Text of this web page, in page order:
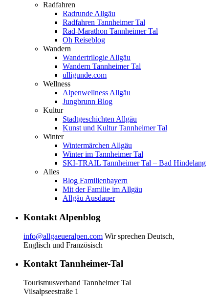
Radfahren
Radrunde Allgäu
Radfahren Tannheimer Tal
Rad-Marathon Tannheimer Tal
Oh Reiseblog
Wandern
Wandertrilogie Allgäu
Wandern Tannheimer Tal
ulligunde.com
Wellness
Alpenwellness Allgäu
Jungbrunn Blog
Kultur
Stadtgeschichten Allgäu
Kunst und Kultur Tannheimer Tal
Winter
Wintermärchen Allgäu
Winter im Tannheimer Tal
SKI-TRAIL Tannheimer Tal – Bad Hindelang
Alles
Blog Familienbayern
Mit der Familie im Allgäu
Allgäu Ausdauer
Kontakt Alpenblog
info@allgaeueralpen.com Wir sprechen Deutsch,
Englisch und Französisch
Kontakt Tannheimer-Tal
Tourismusverband Tannheimer Tal
Vilsalpseestraße 1